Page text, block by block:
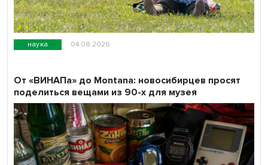
наука 04.08.2026
От «ВИНАПа» до Montana: новосибирцев просят
поделиться вещами из 90-х для музея